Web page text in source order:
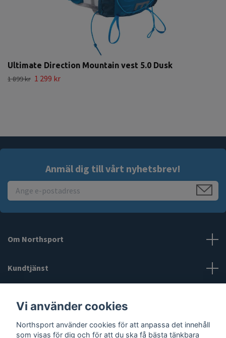
Ultimate Direction Mountain vest 5.0 Dusk
1 899 kr 1 299 kr
Anmäl dig till vårt nyhetsbrev!
Om Northsport
Kundtjänst
Social Media
Vi använder cookies
Northsport använder cookies för att anpassa det innehåll
som visas för dig och för att du ska få bästa tänkbara